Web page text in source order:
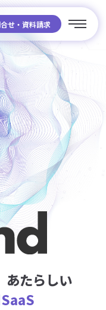
せ・資料請求
あたらしい